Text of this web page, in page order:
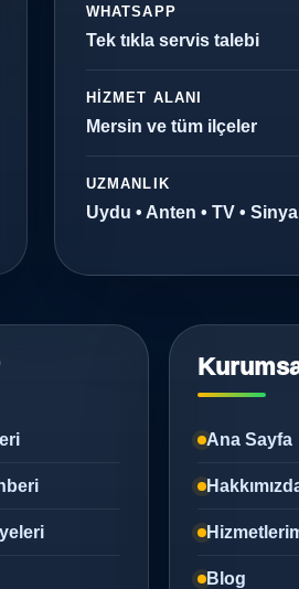
WHATSAPP
Tek tıkla servis talebi
HIZMET ALANI
Mersin ve tüm ilçeler
UZMANLIK
Uydu • Anten • TV • Sinyal
Ana Sayfa
Blog